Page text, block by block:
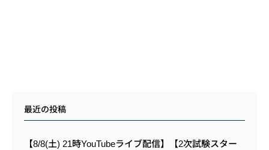
最近の投稿
【8/8(土) 21時YouTubeライブ配信】【2次試験スター